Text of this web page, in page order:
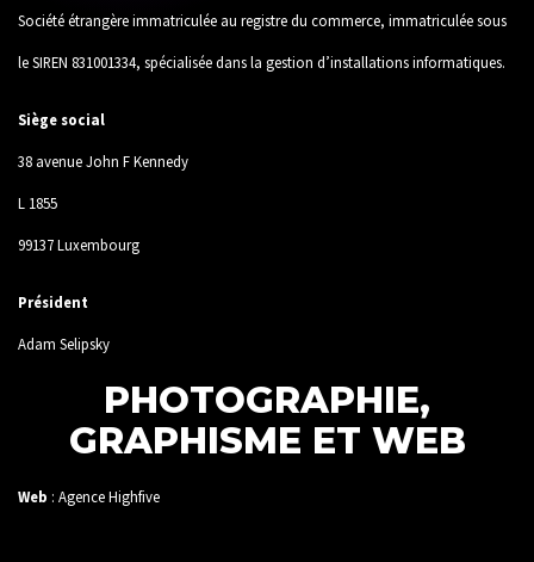
Société étrangère immatriculée au registre du commerce, immatriculée sous
le SIREN 831001334, spécialisée dans la gestion d’installations informatiques.
Siège social
38 avenue John F Kennedy
L 1855
99137 Luxembourg
Président
Adam Selipsky
PHOTOGRAPHIE,
GRAPHISME ET WEB
Web : Agence Highfive